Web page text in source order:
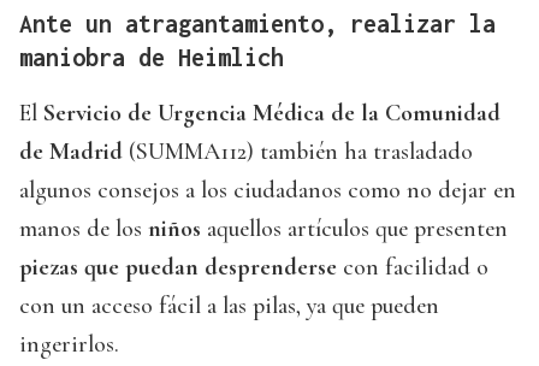
Ante un atragantamiento, realizar la
maniobra de Heimlich
El Servicio de Urgencia Médica de la Comunidad
de Madrid (SUMMA112) también ha trasladado
algunos consejos a los ciudadanos como no dejar en
manos de los niños aquellos artículos que presenten
piezas que puedan desprenderse con facilidad o
con un acceso fácil a las pilas, ya que pueden
ingerirlos.